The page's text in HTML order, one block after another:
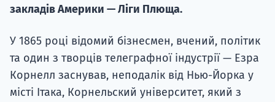
закладів Америки — Ліги Плюща.
У 1865 році відомий бізнесмен, вчений, політик
та один з творців телеграфної індустрії — Езра
Корнелл заснував, неподалік від Нью-Йорка у
місті Ітака, Корнельский університет, який з